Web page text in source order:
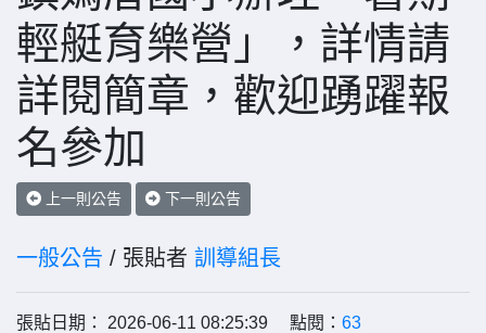
輕艇育樂營」，詳情請
詳閱簡章，歡迎踴躍報
名參加
上一則公告 下一則公告
一般公告 / 張貼者 訓導組長
張貼日期： 2026-06-11 08:25:39 點閱： 63